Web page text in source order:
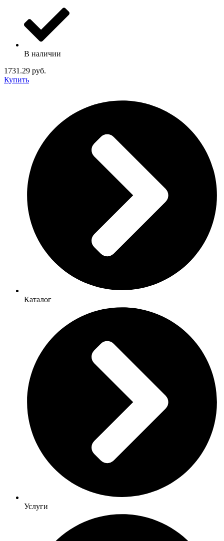
В наличии
1731.29 руб.
Купить
Каталог
Услуги